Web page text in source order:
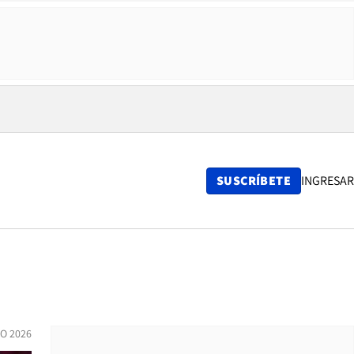
SUSCRÍBETE INGRESAR
2026